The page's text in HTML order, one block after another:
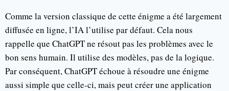
Comme la version classique de cette énigme a été largement
diffusée en ligne, l’IA l’utilise par défaut. Cela nous
rappelle que ChatGPT ne résout pas les problèmes avec le
bon sens humain. Il utilise des modèles, pas de la logique.
Par conséquent, ChatGPT échoue à résoudre une énigme
aussi simple que celle-ci, mais peut créer une application